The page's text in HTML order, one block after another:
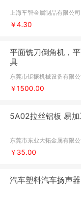
上海车智金属制品有限公司
￥4.30
平面铣刀倒角机，
具
东莞市钜振机械设备有限公
￥1500.00
5A02拉丝铝板 易
东莞市东业大拓金属有限公
￥35.00
汽车塑料汽车扬声